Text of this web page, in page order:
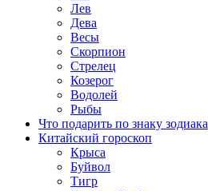
Лев
Дева
Весы
Скорпион
Стрелец
Козерог
Водолей
Рыбы
Что подарить по знаку зодиака
Китайский гороскоп
Крыса
Буйвол
Тигр